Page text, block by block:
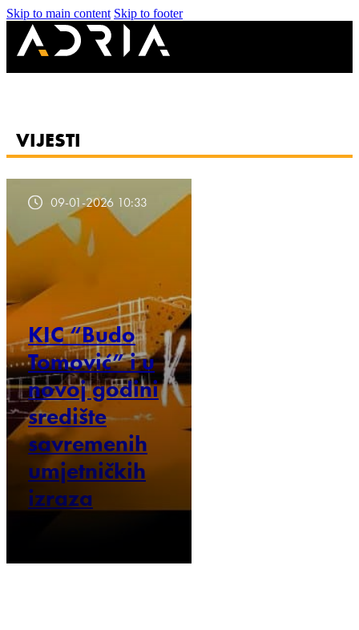
Skip to main content Skip to footer
VIJESTI
09-01-2026 10:33
KIC “Budo
Tomović” i u
novoj godini
središte
savremenih
umjetničkih
izraza